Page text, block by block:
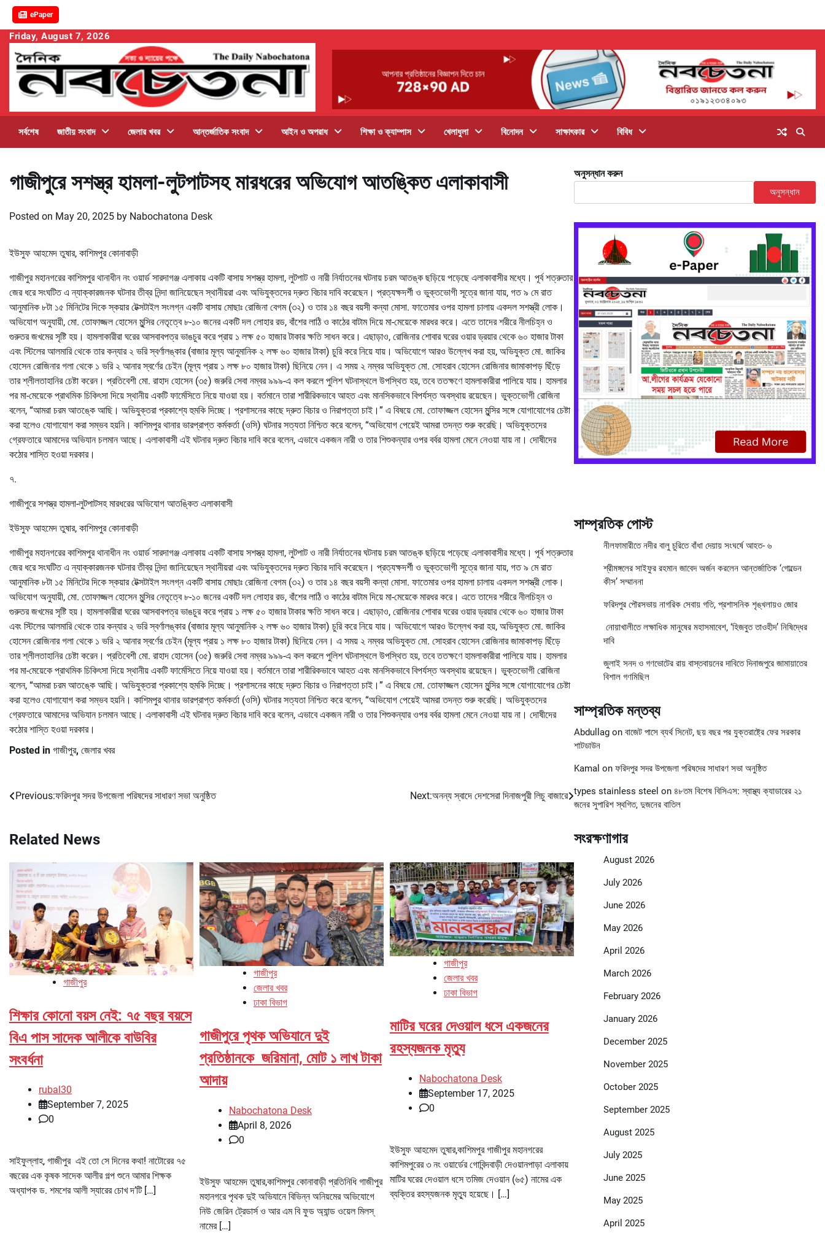
ePaper
Skip
content
Friday, August 7, 2026
সর্বশেষ জাতীয় সংবাদ জেলার খবর আন্তর্জাতিক সংবাদ আইন ও অপরাধ শিক্ষা ও ক্যাম্পাস খেলাধুলা বিনোদন সাক্ষাৎকার বিবিধ
গাজীপুরে সশস্ত্র হামলা-লুটপাটসহ মারধরের অভিযোগ আতঙ্কিত এলাকাবাসী
Posted on May 20, 2025 by Nabochatona Desk
ইউসুফ আহমেদ তুষার, কাশিমপুর কোনাবাড়ী
গাজীপুর মহানগরের কাশিমপুর থানাধীন নং ওয়ার্ড সারদাগঞ্জ এলাকায় একটি বাসায় সশস্ত্র হামলা, লুটপাট ও নারী নির্যাতনের ঘটনায় চরম আতঙ্ক ছড়িয়ে পড়েছে এলাকাবাসীর মধ্যে। পূর্ব শত্রুতার
জের ধরে সংঘটিত এ ন্যাক্কারজনক ঘটনার তীব্র নিন্দা জানিয়েছেন স্থানীয়রা এবং অভিযুক্তদের দ্রুত বিচার দাবি করেছেন। প্রত্যক্ষদর্শী ও ভুক্তভোগী সূত্রে জানা যায়, গত ৯ মে রাত
আনুমানিক ৮টা ১৫ মিনিটের দিকে স্কয়ার টেক্সটাইল সংলগ্ন একটি বাসায় মোছাঃ রোজিনা বেগম (৩২) ও তার ১৪ বছর বয়সী কন্যা মোসা. ফাতেমার ওপর হামলা চালায় একদল সশস্ত্রী লোক।
অভিযোগ অনুযায়ী, মো. তোফাজ্জল হোসেন মুন্সির নেতৃত্বে ৮-১০ জনের একটি দল লোহার রড, বাঁশের লাঠি ও কাঠের বাটাম দিয়ে মা-মেয়েকে মারধর করে। এতে তাদের শরীরে নীলচিহ্ন ও
গুরুতর জখমের সৃষ্টি হয়। হামলাকারীরা ঘরের আসবাবপত্র ভাঙচুর করে প্রায় ১ লক্ষ ৫০ হাজার টাকার ক্ষতি সাধন করে। এছাড়াও, রোজিনার শোবার ঘরের ওয়ার ড্রয়ার থেকে ৬০ হাজার টাকা
এবং স্টিলের আলমারি থেকে তার কন্যার ২ ভরি স্বর্ণালঙ্কার (বাজার মূল্য আনুমানিক ২ লক্ষ ৬০ হাজার টাকা) চুরি করে নিয়ে যায়। অভিযোগে আরও উল্লেখ করা হয়, অভিযুক্ত মো. জাকির
হোসেন রোজিনার গলা থেকে ১ ভরি ২ আনার স্বর্ণের চেইন (মূল্য প্রায় ১ লক্ষ ৮০ হাজার টাকা) ছিনিয়ে নেন। এ সময় ২ নম্বর অভিযুক্ত মো. সোহরাব হোসেন রোজিনার জামাকাপড় ছিঁড়ে
তার শ্লীলতাহানির চেষ্টা করেন। প্রতিবেশী মো. রাহাদ হোসেন (৩৫) জরুরি সেবা নম্বর ৯৯৯-এ কল করলে পুলিশ ঘটনাস্থলে উপস্থিত হয়, তবে ততক্ষণে হামলাকারীরা পালিয়ে যায়। হামলার
পর মা-মেয়েকে প্রাথমিক চিকিৎসা দিয়ে স্থানীয় একটি ফার্মেসিতে নিয়ে যাওয়া হয়। বর্তমানে তারা শারীরিকভাবে আহত এবং মানসিকভাবে বিপর্যস্ত অবস্থায় রয়েছেন। ভুক্তভোগী রোজিনা
বলেন, “আমরা চরম আতঙ্কে আছি। অভিযুক্তরা প্রকাশ্যে হুমকি দিচ্ছে। প্রশাসনের কাছে দ্রুত বিচার ও নিরাপত্তা চাই।” এ বিষয়ে মো. তোফাজ্জল হোসেন মুন্সির সঙ্গে যোগাযোগের চেষ্টা
করা হলেও যোগাযোগ করা সম্ভব হয়নি। কাশিমপুর থানার ভারপ্রাপ্ত কর্মকর্তা (ওসি) ঘটনার সত্যতা নিশ্চিত করে বলেন, “অভিযোগ পেয়েই আমরা তদন্ত শুরু করেছি। অভিযুক্তদের
গ্রেফতারে আমাদের অভিযান চলমান আছে। এলাকাবাসী এই ঘটনার দ্রুত বিচার দাবি করে বলেন, এভাবে একজন নারী ও তার শিশুকন্যার ওপর বর্বর হামলা মেনে নেওয়া যায় না। দোষীদের
কঠোর শাস্তি হওয়া দরকার।
৭.
গাজীপুরে সশস্ত্র হামলা-লুটপাটসহ মারধরের অভিযোগ আতঙ্কিত এলাকাবাসী
ইউসুফ আহমেদ তুষার, কাশিমপুর কোনাবাড়ী
গাজীপুর মহানগরের কাশিমপুর থানাধীন নং ওয়ার্ড সারদাগঞ্জ এলাকায় একটি বাসায় সশস্ত্র হামলা, লুটপাট ও নারী নির্যাতনের ঘটনায় চরম আতঙ্ক ছড়িয়ে পড়েছে এলাকাবাসীর মধ্যে। পূর্ব শত্রুতার
জের ধরে সংঘটিত এ ন্যাক্কারজনক ঘটনার তীব্র নিন্দা জানিয়েছেন স্থানীয়রা এবং অভিযুক্তদের দ্রুত বিচার দাবি করেছেন। প্রত্যক্ষদর্শী ও ভুক্তভোগী সূত্রে জানা যায়, গত ৯ মে রাত
আনুমানিক ৮টা ১৫ মিনিটের দিকে স্কয়ার টেক্সটাইল সংলগ্ন একটি বাসায় মোছাঃ রোজিনা বেগম (৩২) ও তার ১৪ বছর বয়সী কন্যা মোসা. ফাতেমার ওপর হামলা চালায় একদল সশস্ত্রী লোক।
অভিযোগ অনুযায়ী, মো. তোফাজ্জল হোসেন মুন্সির নেতৃত্বে ৮-১০ জনের একটি দল লোহার রড, বাঁশের লাঠি ও কাঠের বাটাম দিয়ে মা-মেয়েকে মারধর করে। এতে তাদের শরীরে নীলচিহ্ন ও
গুরুতর জখমের সৃষ্টি হয়। হামলাকারীরা ঘরের আসবাবপত্র ভাঙচুর করে প্রায় ১ লক্ষ ৫০ হাজার টাকার ক্ষতি সাধন করে। এছাড়াও, রোজিনার শোবার ঘরের ওয়ার ড্রয়ার থেকে ৬০ হাজার টাকা
এবং স্টিলের আলমারি থেকে তার কন্যার ২ ভরি স্বর্ণালঙ্কার (বাজার মূল্য আনুমানিক ২ লক্ষ ৬০ হাজার টাকা) চুরি করে নিয়ে যায়। অভিযোগে আরও উল্লেখ করা হয়, অভিযুক্ত মো. জাকির
হোসেন রোজিনার গলা থেকে ১ ভরি ২ আনার স্বর্ণের চেইন (মূল্য প্রায় ১ লক্ষ ৮০ হাজার টাকা) ছিনিয়ে নেন। এ সময় ২ নম্বর অভিযুক্ত মো. সোহরাব হোসেন রোজিনার জামাকাপড় ছিঁড়ে
তার শ্লীলতাহানির চেষ্টা করেন। প্রতিবেশী মো. রাহাদ হোসেন (৩৫) জরুরি সেবা নম্বর ৯৯৯-এ কল করলে পুলিশ ঘটনাস্থলে উপস্থিত হয়, তবে ততক্ষণে হামলাকারীরা পালিয়ে যায়। হামলার
পর মা-মেয়েকে প্রাথমিক চিকিৎসা দিয়ে স্থানীয় একটি ফার্মেসিতে নিয়ে যাওয়া হয়। বর্তমানে তারা শারীরিকভাবে আহত এবং মানসিকভাবে বিপর্যস্ত অবস্থায় রয়েছেন। ভুক্তভোগী রোজিনা
বলেন, “আমরা চরম আতঙ্কে আছি। অভিযুক্তরা প্রকাশ্যে হুমকি দিচ্ছে। প্রশাসনের কাছে দ্রুত বিচার ও নিরাপত্তা চাই।” এ বিষয়ে মো. তোফাজ্জল হোসেন মুন্সির সঙ্গে যোগাযোগের চেষ্টা
করা হলেও যোগাযোগ করা সম্ভব হয়নি। কাশিমপুর থানার ভারপ্রাপ্ত কর্মকর্তা (ওসি) ঘটনার সত্যতা নিশ্চিত করে বলেন, “অভিযোগ পেয়েই আমরা তদন্ত শুরু করেছি। অভিযুক্তদের
গ্রেফতারে আমাদের অভিযান চলমান আছে। এলাকাবাসী এই ঘটনার দ্রুত বিচার দাবি করে বলেন, এভাবে একজন নারী ও তার শিশুকন্যার ওপর বর্বর হামলা মেনে নেওয়া যায় না। দোষীদের
কঠোর শাস্তি হওয়া দরকার।
Posted in গাজীপুর, জেলার খবর
Post
Previous:ফরিদপুর সদর উপজেলা পরিষদের সাধারণ সভা অনুষ্ঠিত Next:অনন্য স্বাদে দেশসেরা দিনাজপুরী লিচু বাজারে
Related News
গাজীপুর
শিক্ষার কোনো বয়স নেই: ৭৫ বছর বয়সে
বিএ পাস সাদেক আলীকে বাউবির
সংবর্ধনা
rubal30
September 7, 2025
0
সাইফুল্লাহ, গাজীপুর এই তো সে দিনের কথা! নাটোরের ৭৫
বছরের এক কৃষক সাদেক আলীর গল্প শুনে আমার শিক্ষক
অধ্যাপক ড. শমশের আলী স্যারের চোখ দ’টি […]
গাজীপুর
জেলার খবর
ঢাকা বিভাগ
গাজীপুরে পৃথক অভিযানে দুই
প্রতিষ্ঠানকে জরিমানা, মোট ১ লাখ টাকা
আদায়
Nabochatona Desk
April 8, 2026
0
ইউসুফ আহমেদ তুষার,কাশিমপুর কোনাবাড়ী প্রতিনিধি গাজীপুর
মহানগরে পৃথক দুই অভিযানে বিভিন্ন অনিয়মের অভিযোগে
নিউ জেরিন ট্রেডার্স ও আর এম বি ফুড অ্যান্ড ওয়েল মিলস্
নামের […]
গাজীপুর
জেলার খবর
ঢাকা বিভাগ
মাটির ঘরের দেওয়াল ধসে একজনের
রহস্যজনক মৃত্যু
Nabochatona Desk
September 17, 2025
0
ইউসুফ আহমেদ তুষার,কাশিমপুর গাজীপুর মহানগরের
কাশিমপুরের ৩ নং ওয়ার্ডের গোবিন্দবাড়ী দেওয়ানপাড়া এলাকায়
মাটির ঘরের দেওয়াল ধসে তমিজ দেওয়ান (৬৫) নামের এক
ব্যক্তির রহস্যজনক মৃত্যু হয়েছে। […]
অনুসন্ধান করুন
অনুসন্ধান
সাম্প্রতিক পোস্ট
নীলফামারীতে নদীর বালু চুরিতে বাঁধা দেয়ায় সংঘর্ষে আহত- ৬
শ্রীমঙ্গলের সাইফুর রহমান জাবেদ অর্জন করলেন আন্তর্জাতিক ‘গোল্ডেন
কীস’ সম্মাননা
ফরিদপুর পৌরসভায় নাগরিক সেবায় গতি, প্রশাসনিক শৃঙ্খলায়ও জোর
নোয়াখালীতে লক্ষাধিক মানুষের মহাসমাবেশ, ‘হিজবুত তাওহীদ’ নিষিদ্ধের
দাবি
জুলাই সনদ ও গণভোটের রায় বাস্তবায়নের দাবিতে দিনাজপুরে জামায়াতের
বিশাল গণমিছিল
সাম্প্রতিক মন্তব্য
Abdullagon বাজেট পাসে ব্যর্থ সিনেট, ছয় বছর পর যুক্তরাষ্ট্রে ফের সরকার
শাটডাউন
Kamal on ফরিদপুর সদর উপজেলা পরিষদের সাধারণ সভা অনুষ্ঠিত
types stainless steel on ৪৮তম বিশেষ বিসিএস: স্বাস্থ্য ক্যাডারের ২১
জনের সুপারিশ স্থগিত, দুজনের বাতিল
সংরক্ষণাগার
August 2026
July 2026
June 2026
May 2026
April 2026
March 2026
February 2026
January 2026
December 2025
November 2025
October 2025
September 2025
August 2025
July 2025
June 2025
May 2025
April 2025